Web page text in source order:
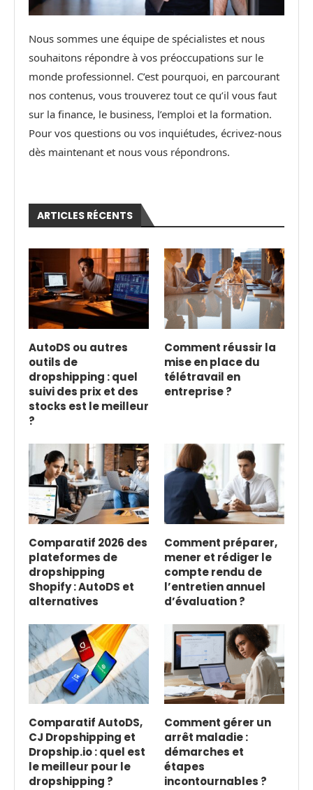
Nous sommes une équipe de spécialistes et nous
souhaitons répondre à vos préoccupations sur le
monde professionnel. C’est pourquoi, en parcourant
nos contenus, vous trouverez tout ce qu’il vous faut
sur la finance, le business, l’emploi et la formation.
Pour vos questions ou vos inquiétudes, écrivez-nous
dès maintenant et nous vous répondrons.
ARTICLES RÉCENTS
AutoDS ou autres
outils de
dropshipping : quel
suivi des prix et des
stocks est le meilleur
?
Comment réussir la
mise en place du
télétravail en
entreprise ?
Comparatif 2026 des
plateformes de
dropshipping
Shopify : AutoDS et
alternatives
Comment préparer,
mener et rédiger le
compte rendu de
l’entretien annuel
d’évaluation ?
Comparatif AutoDS,
CJ Dropshipping et
Dropship.io : quel est
le meilleur pour le
dropshipping ?
Comment gérer un
arrêt maladie :
démarches et
étapes
incontournables ?